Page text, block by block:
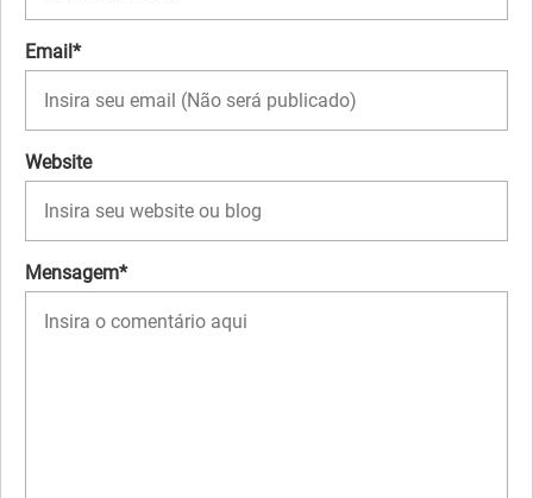
Email*
Website
Mensagem*